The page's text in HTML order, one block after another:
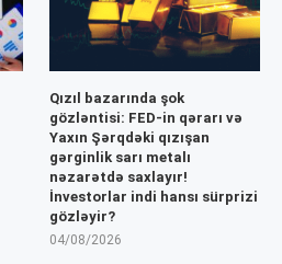
Qızıl bazarında şok
gözləntisi: FED-in qərarı və
Yaxın Şərqdəki qızışan
gərginlik sarı metalı
nəzarətdə saxlayır!
İnvestorlar indi hansı sürprizi
gözləyir?
04/08/2026